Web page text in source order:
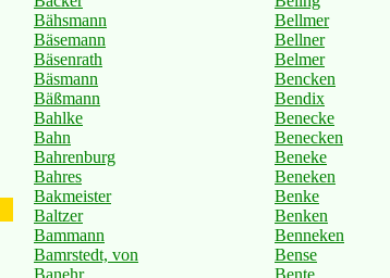
Bähsmann
Bäsemann
Bäsenrath
Bäsmann
Bäßmann
Bahlke
Bahn
Bahrenburg
Bahres
Bakmeister
Baltzer
Bammann
Bamrstedt, von
Banehr
Bellmer
Bellner
Belmer
Bencken
Bendix
Benecke
Benecken
Beneke
Beneken
Benke
Benken
Benneken
Bense
Bente